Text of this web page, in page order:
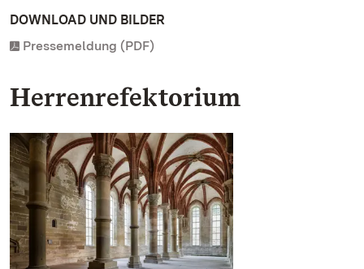
DOWNLOAD UND BILDER
Pressemeldung (PDF)
Herrenrefektorium